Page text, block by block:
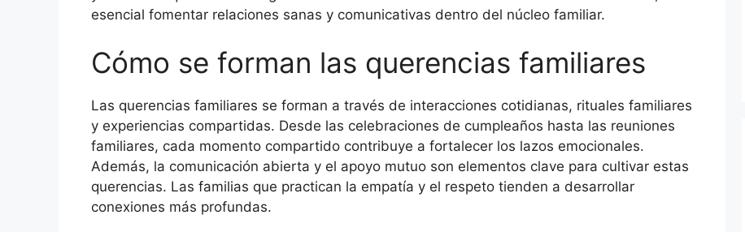
esencial fomentar relaciones sanas y comunicativas dentro del núcleo familiar.
Cómo se forman las querencias familiares
Las querencias familiares se forman a través de interacciones cotidianas, rituales familiares
y experiencias compartidas. Desde las celebraciones de cumpleaños hasta las reuniones
familiares, cada momento compartido contribuye a fortalecer los lazos emocionales.
Además, la comunicación abierta y el apoyo mutuo son elementos clave para cultivar estas
querencias. Las familias que practican la empatía y el respeto tienden a desarrollar
conexiones más profundas.